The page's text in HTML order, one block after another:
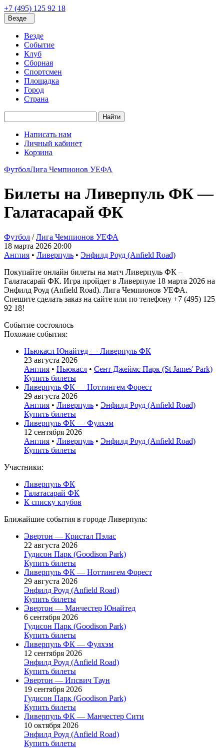
+7 (495) 125 92 18
Везде
Везде
Событие
Клуб
Сборная
Спортсмен
Площадка
Город
Страна
Найти
Написать нам
Личный кабинет
Корзина
ФутболЛига Чемпионов УЕФА
Билеты на Ливерпуль ФК —
Галатасарай ФК
Футбол /Лига Чемпионов УЕФА
18 марта 2026 20:00
Англия • Ливерпуль • Энфилд Роуд (Anfield Road)
Покупайте онлайн билеты на матч Ливерпуль ФК –
Галатасарай ФК. Игра пройдет в Ливерпуле 18 марта 2026 на
Энфилд Роуд (Anfield Road). Лига Чемпионов УЕФА.
Спешите сделать заказ на сайте или по телефону +7 (495) 125
92 18!
Событие состоялось
Похожие события:
Ньюкасл Юнайтед — Ливерпуль ФК
23 августа 2026
Англия • Ньюкасл • Сент Джеймс Парк (St James' Park)
Купить билеты
Ливерпуль ФК — Ноттингем Форест
29 августа 2026
Англия • Ливерпуль • Энфилд Роуд (Anfield Road)
Купить билеты
Ливерпуль ФК — Фулхэм
12 сентября 2026
Англия • Ливерпуль • Энфилд Роуд (Anfield Road)
Купить билеты
Участники:
Ливерпуль ФК
Галатасарай ФК
К списку клубов
Ближайшие события в городе Ливерпуль:
Эвертон — Кристал Пэлас
22 августа 2026
Гудисон Парк (Goodison Park)
Купить билеты
Ливерпуль ФК — Ноттингем Форест
29 августа 2026
Энфилд Роуд (Anfield Road)
Купить билеты
Эвертон — Манчестер Юнайтед
6 сентября 2026
Гудисон Парк (Goodison Park)
Купить билеты
Ливерпуль ФК — Фулхэм
12 сентября 2026
Энфилд Роуд (Anfield Road)
Купить билеты
Эвертон — Ипсвич Таун
19 сентября 2026
Гудисон Парк (Goodison Park)
Купить билеты
Ливерпуль ФК — Манчестер Сити
10 октября 2026
Энфилд Роуд (Anfield Road)
Купить билеты